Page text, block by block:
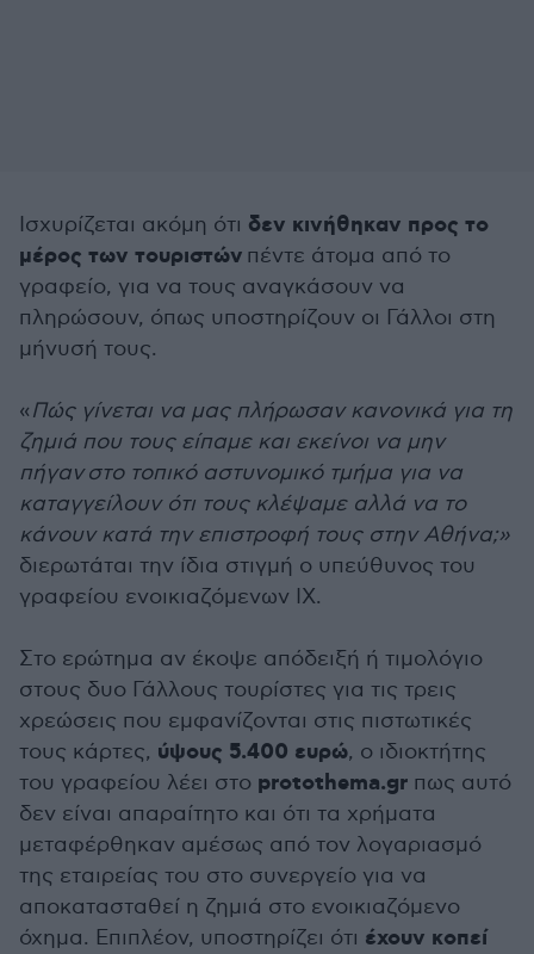
Ισχυρίζεται ακόμη ότι δεν κινήθηκαν προς το
μέρος των τουριστών πέντε άτομα από το
γραφείο, για να τους αναγκάσουν να
πληρώσουν, όπως υποστηρίζουν οι Γάλλοι στη
μήνυσή τους.
«Πώς γίνεται να μας πλήρωσαν κανονικά για τη
ζημιά που τους είπαμε και εκείνοι να μην
πήγαν στο τοπικό αστυνομικό τμήμα για να
καταγγείλουν ότι τους κλέψαμε αλλά να το
κάνουν κατά την επιστροφή τους στην Αθήνα;»
διερωτάται την ίδια στιγμή ο υπεύθυνος του
γραφείου ενοικιαζόμενων ΙΧ.
Στο ερώτημα αν έκοψε απόδειξή ή τιμολόγιο
στους δυο Γάλλους τουρίστες για τις τρεις
χρεώσεις που εμφανίζονται στις πιστωτικές
τους κάρτες, ύψους 5.400 ευρώ, ο ιδιοκτήτης
του γραφείου λέει στο protothema.gr πως αυτό
δεν είναι απαραίτητο και ότι τα χρήματα
μεταφέρθηκαν αμέσως από τον λογαριασμό
της εταιρείας του στο συνεργείο για να
αποκατασταθεί η ζημιά στο ενοικιαζόμενο
όχημα. Επιπλέον, υποστηρίζει ότι έχουν κοπεί